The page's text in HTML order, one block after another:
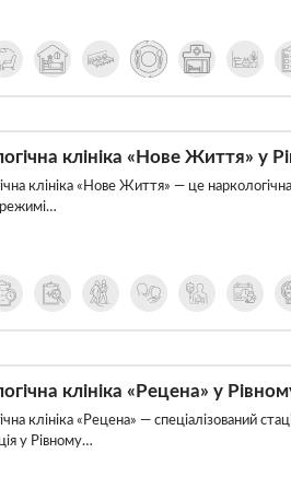
клініка «Нове Життя» у
клініка «Нове Життя» — це наркологічна
клініка «Рецена» у
клініка «Рецена» — спеціалізований
у Рівному…